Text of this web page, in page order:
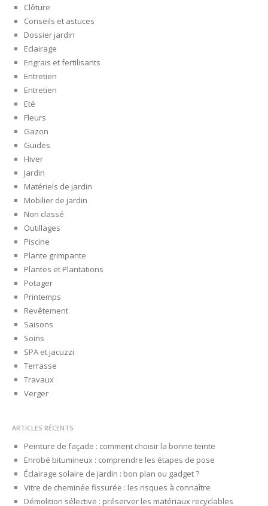
Clôture
Conseils et astuces
Dossier jardin
Eclairage
Engrais et fertilisants
Entretien
Entretien
Eté
Fleurs
Gazon
Guides
Hiver
Jardin
Matériels de jardin
Mobilier de jardin
Non classé
Outillages
Piscine
Plante grimpante
Plantes et Plantations
Potager
Printemps
Revêtement
Saisons
Soins
SPA et jacuzzi
Terrasse
Travaux
Verger
ARTICLES RÉCENTS
Peinture de façade : comment choisir la bonne teinte
Enrobé bitumineux : comprendre les étapes de pose
Éclairage solaire de jardin : bon plan ou gadget ?
Vitre de cheminée fissurée : les risques à connaître
Démolition sélective : préserver les matériaux recyclables